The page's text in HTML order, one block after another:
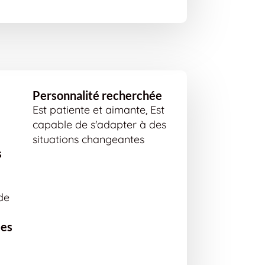
Personnalité recherchée
Est patiente et aimante, Est
capable de s'adapter à des
situations changeantes